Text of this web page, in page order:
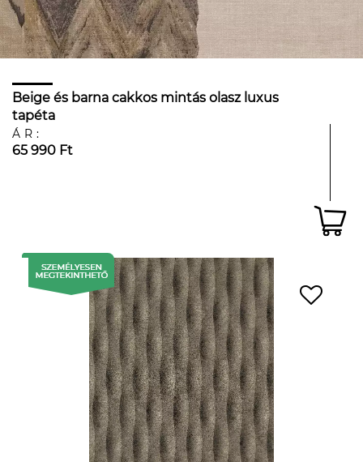
Beige és barna cakkos mintás olasz luxus
tapéta
ÁR:
65 990 Ft